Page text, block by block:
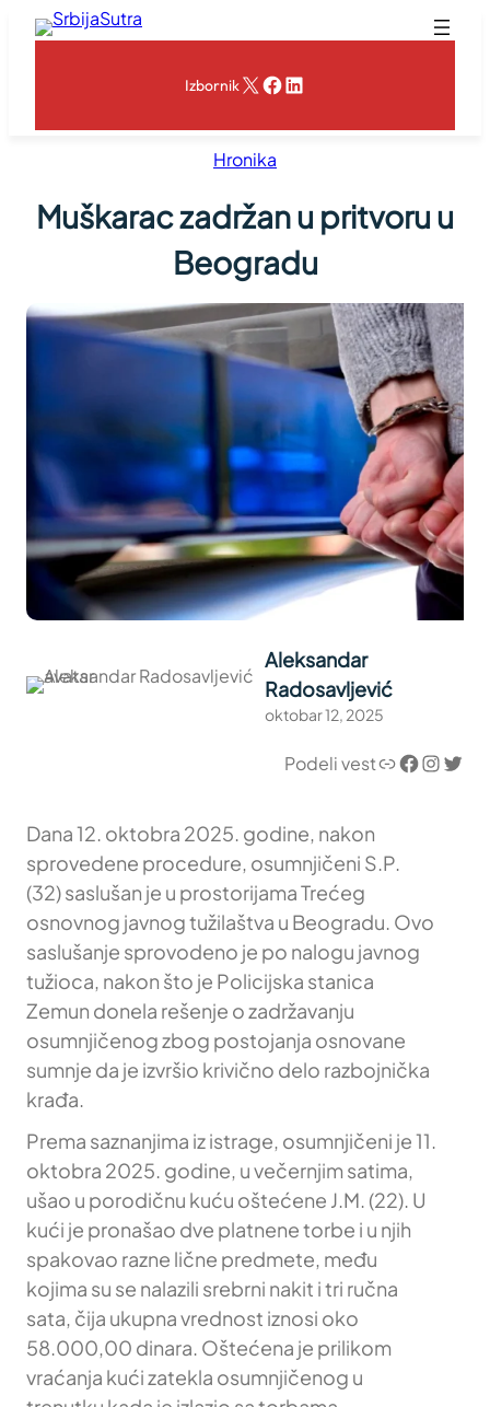
Skoči
IzbornikX Facebook
LinkedIn
Hronika
Muškarac zadržan u pritvoru u
Beogradu
Aleksandar
Radosavljević
oktobar 12, 2025
Podeli vestLink Facebook InstagramTwitter
Dana 12. oktobra 2025. godine, nakon
sprovedene procedure, osumnjičeni S.P.
(32) saslušan je u prostorijama Trećeg
osnovnog javnog tužilaštva u Beogradu. Ovo
saslušanje sprovodeno je po nalogu javnog
tužioca, nakon što je Policijska stanica
Zemun donela rešenje o zadržavanju
osumnjičenog zbog postojanja osnovane
sumnje da je izvršio krivično delo razbojnička
krađa.
Prema saznanjima iz istrage, osumnjičeni je 11.
oktobra 2025. godine, u večernjim satima,
ušao u porodičnu kuću oštećene J.M. (22). U
kući je pronašao dve platnene torbe i u njih
spakovao razne lične predmete, među
kojima su se nalazili srebrni nakit i tri ručna
sata, čija ukupna vrednost iznosi oko
58.000,00 dinara. Oštećena je prilikom
vraćanja kući zatekla osumnjičenog u